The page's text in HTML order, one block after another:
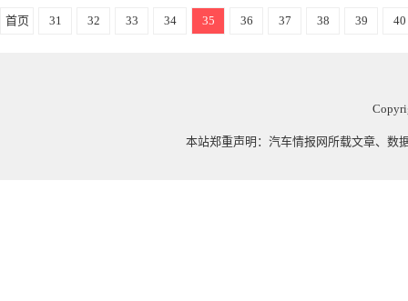
首页 31 32 33 34 35 36 37 38 39 40
本站郑重声明： 汽车情报网所载文章、数